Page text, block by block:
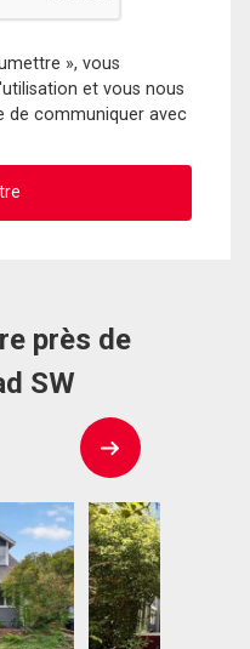
», vous
et vous nous
de communiquer avec
près de
SW